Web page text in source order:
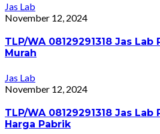
Jas Lab
November 12, 2024
TLP/WA 08129291318 Jas
Murah
Jas Lab
November 12, 2024
TLP/WA 08129291318 Jas Lab
Harga Pabrik